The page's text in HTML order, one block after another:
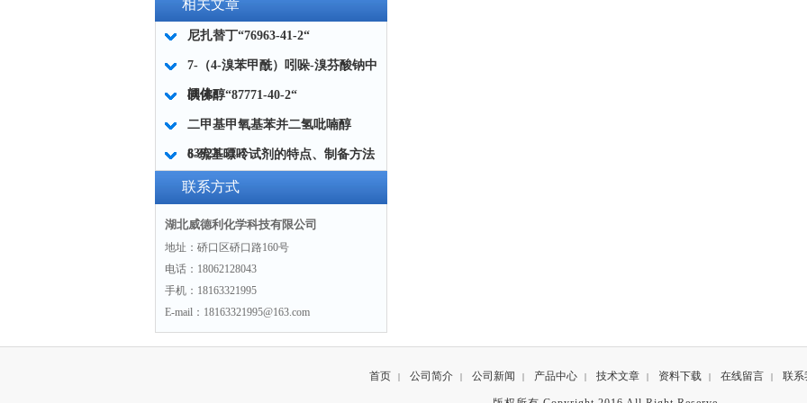
相关文章
尼扎替丁“76963-41-2“
7-（4-溴苯甲酰）吲哚-溴芬酸钠中
间体2
碘佛醇“87771-40-2“
二甲基甲氧基苯并二氢吡喃醇
83923-51-7
6-巯基嘌呤试剂的特点、制备方法
和一些相关的化学性质。
联系方式
湖北威德利化学科技有限公司
地址：硚口区硚口路160号
电话：18062128043
手机：18163321995
E-mail：18163321995@163.com
首页 | 公司简介 | 公司新闻 | 产品中心 | 技术文章 | 资料下载 | 在线留言 | 联系